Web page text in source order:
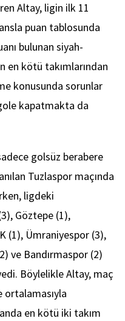
Altay, ligin ilk 11
puan tablosunda
bulunan siyah-
en kötü takımlarından
konusunda sorunlar
kapatmakta da
golsüz berabere
Tuzlaspor maçında
ligdeki
Göztepe (1),
(1), Ümraniyespor (3),
ve Bandırmaspor (2)
Böylelikle Altay, maç
ortalamasıyla
en kötü iki takım